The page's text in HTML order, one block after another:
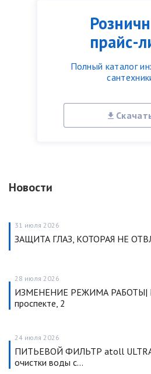
прайс-
Полный каталог
Новости
31 июля 2026
ЗАЩИТА ГЛАЗ, КОТОРАЯ НЕ
28 июля 2026
ИЗМЕНЕНИЕ РЕЖИМА РАБОТЫ|
проспекте, 2
24 июля 2026
ПИТЬЕВОЙ ФИЛЬТР atoll ULTRA
очистки воды с…